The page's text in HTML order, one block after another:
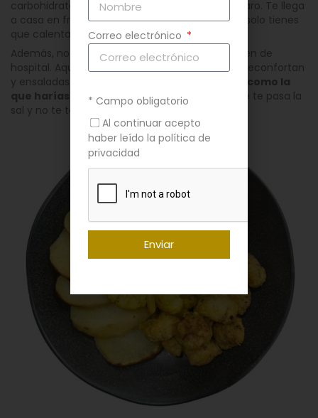
carbohidratos, sin gluten… todo etiquetado y claro. Te llega
a casa en frío, con toda la info nutricional, y tú solo tienes
que calentar y disfrutar. Literalmente.
Además, no son esos tuppers tristes que parecen de
hospital. Aquí hay salsas con sabor, guisos que reconfortan
y ensaladas con personalidad.
Es comida real, como la
que harías tú… o incluso mejor(porque no se te pasa la
sal y no te toca fregar).
Correo electrónico
* Campo obligatorio
Al continuar acepto
haber leído la política de
privacidad
Enviar